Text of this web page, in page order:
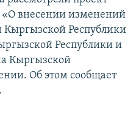
«О внесении изменений
Республики
Республики и
Кыргызской
Об этом сообщает